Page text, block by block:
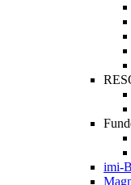
imi-